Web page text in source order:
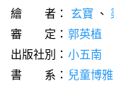
繪 者： 玄寶 、
審 定： 郭英植
出版社別： 小五南
書 系： 兒童博雅